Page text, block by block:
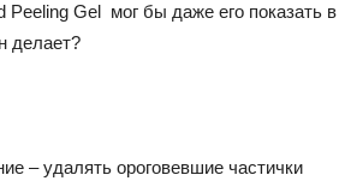
Peeling Gel мог бы даже его показать в
делает?
– удалять ороговевшие частички